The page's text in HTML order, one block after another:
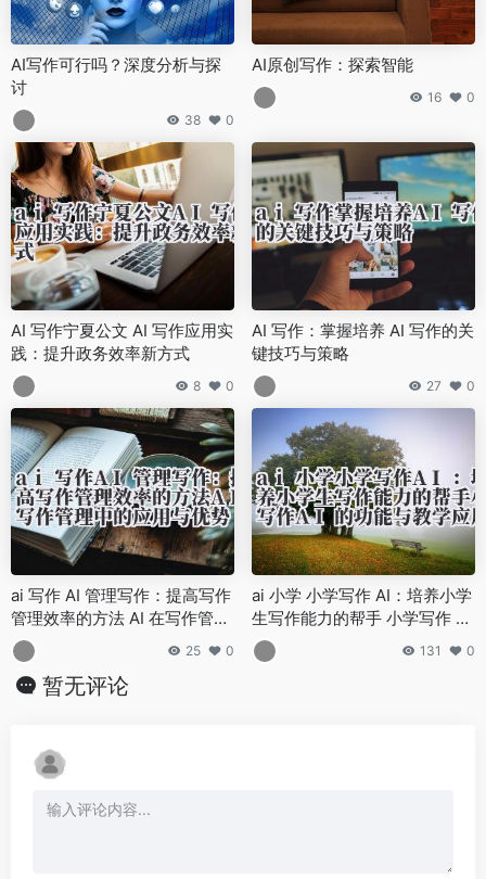
AI写作可行吗？深度分析与探
讨
38 0
AI原创写作：探索智能
16 0
AI 写作宁夏公文 AI 写作应用实
践：提升政务效率新方式
8 0
AI 写作：掌握培养 AI 写作的关
键技巧与策略
27 0
ai 写作 AI 管理写作：提高写作
管理效率的方法 AI 在写作管理
中的应用与优势
25 0
ai 小学 小学写作 AI：培养小学
生写作能力的帮手 小学写作 AI
的功能与教学应用
131 0
暂无评论